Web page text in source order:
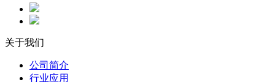
关于我们
公司简介
行业应用